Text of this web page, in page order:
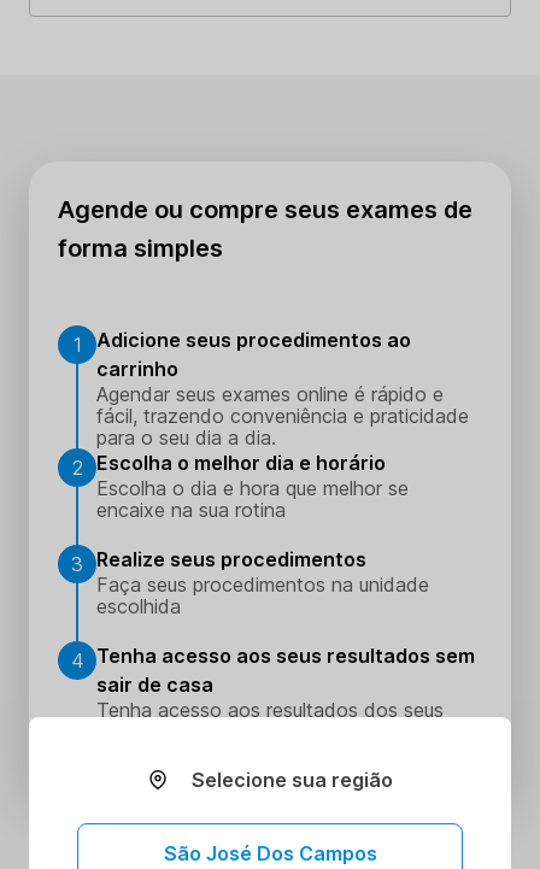
Agende ou compre seus exames de
forma simples
1
Adicione seus procedimentos ao
carrinho
Agendar seus exames online é rápido e
fácil, trazendo conveniência e praticidade
para o seu dia a dia.
2
Escolha o melhor dia e horário
Escolha o dia e hora que melhor se
encaixe na sua rotina
3
Realize seus procedimentos
Faça seus procedimentos na unidade
escolhida
4 Tenha acesso aos seus resultados sem
sair de casa
Tenha acesso aos resultados dos seus
Selecione sua região
São José Dos Campos